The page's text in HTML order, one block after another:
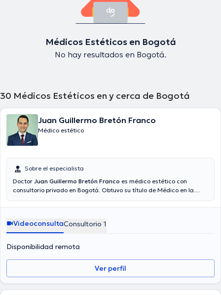
Médicos Estéticos en Bogotá
No hay resultados en Bogotá.
30 Médicos Estéticos en y cerca de Bogotá
Juan Guillermo Bretón Franco
Médico estético
Sobre el especialista
Doctor Juan Guillermo Bretón Franco es médico estético con
consultorio privado en Bogotá. Obtuvo su título de Médico en la
homologación del título profesional en el Ministerio de Educación
VideoconsultaConsultorio 1
Disponibilidad remota
Ver perfil